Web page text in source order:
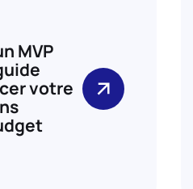
MVP
votre